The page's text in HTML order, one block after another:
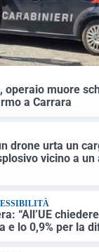
operaio muore
a Carrara
drone urta un
vicino a un
“All’UE
e lo 0,9% per la